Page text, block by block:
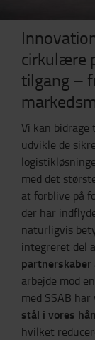
cirkulære
tilgang –
Vi kan
udvikle de
med det
at forblive på
der har
naturligvis
integreret del
partnerskaber
arbejde mod
med SSAB
stål i vores
hvilket